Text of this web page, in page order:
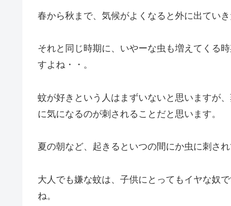
春から秋まで、気候がよくなると外に出ていき
それと同じ時期に、いやーな虫も増えてくる
すよね・・。
蚊が好きという人はまずいないと思いますが
に気になるのが刺されることだと思います。
夏の朝など、起きるといつの間にか虫に刺さ
大人でも嫌な蚊は、子供にとってもイヤな奴
ね。